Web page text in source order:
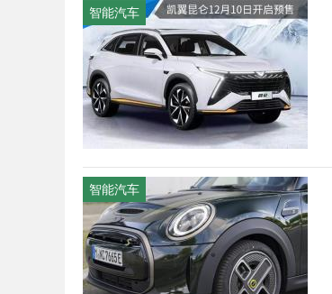
智能汽车
智能汽车